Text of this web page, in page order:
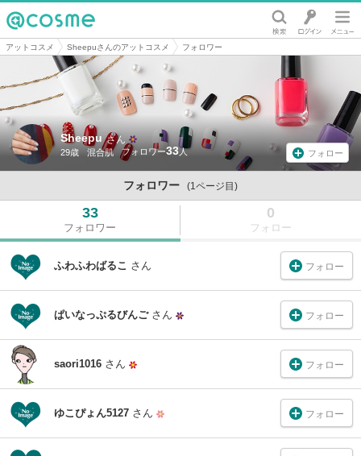
@cosme
アットコスメ Sheepuさんのアットコスメ フォロワー
Sheepu さん
29歳 混合肌 33 フォロー
フォロワー (1ページ目)
33
フォロワー
0
フォロー
ふわふわばるこ さん フォロー
ぱいなっぷるびんご さん フォロー
saori1016 さん フォロー
ゆこぴょん5127 さん フォロー